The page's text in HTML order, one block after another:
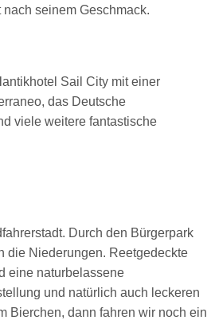
seinem Geschmack.
Sail City mit einer
das Deutsche
viele weitere fantastische
Durch den Bürgerpark
die Niederungen. Reetgedeckte
eine naturbelassene
und natürlich auch leckeren
Bierchen, dann fahren wir noch ein